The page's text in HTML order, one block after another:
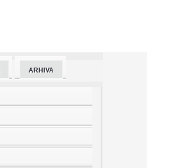
bolničkog kreveta poslao poruku:
će sutra biti "na stolu": Đukić
– iskusni centar se seli u Španiju
ARHIVA